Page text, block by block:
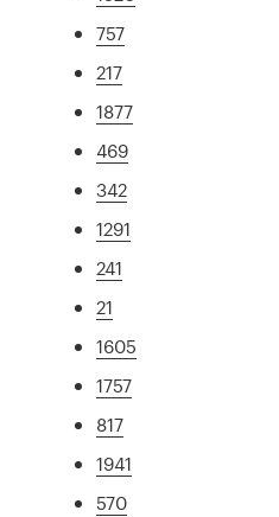
757
217
1877
469
342
1291
241
21
1605
1757
817
1941
570